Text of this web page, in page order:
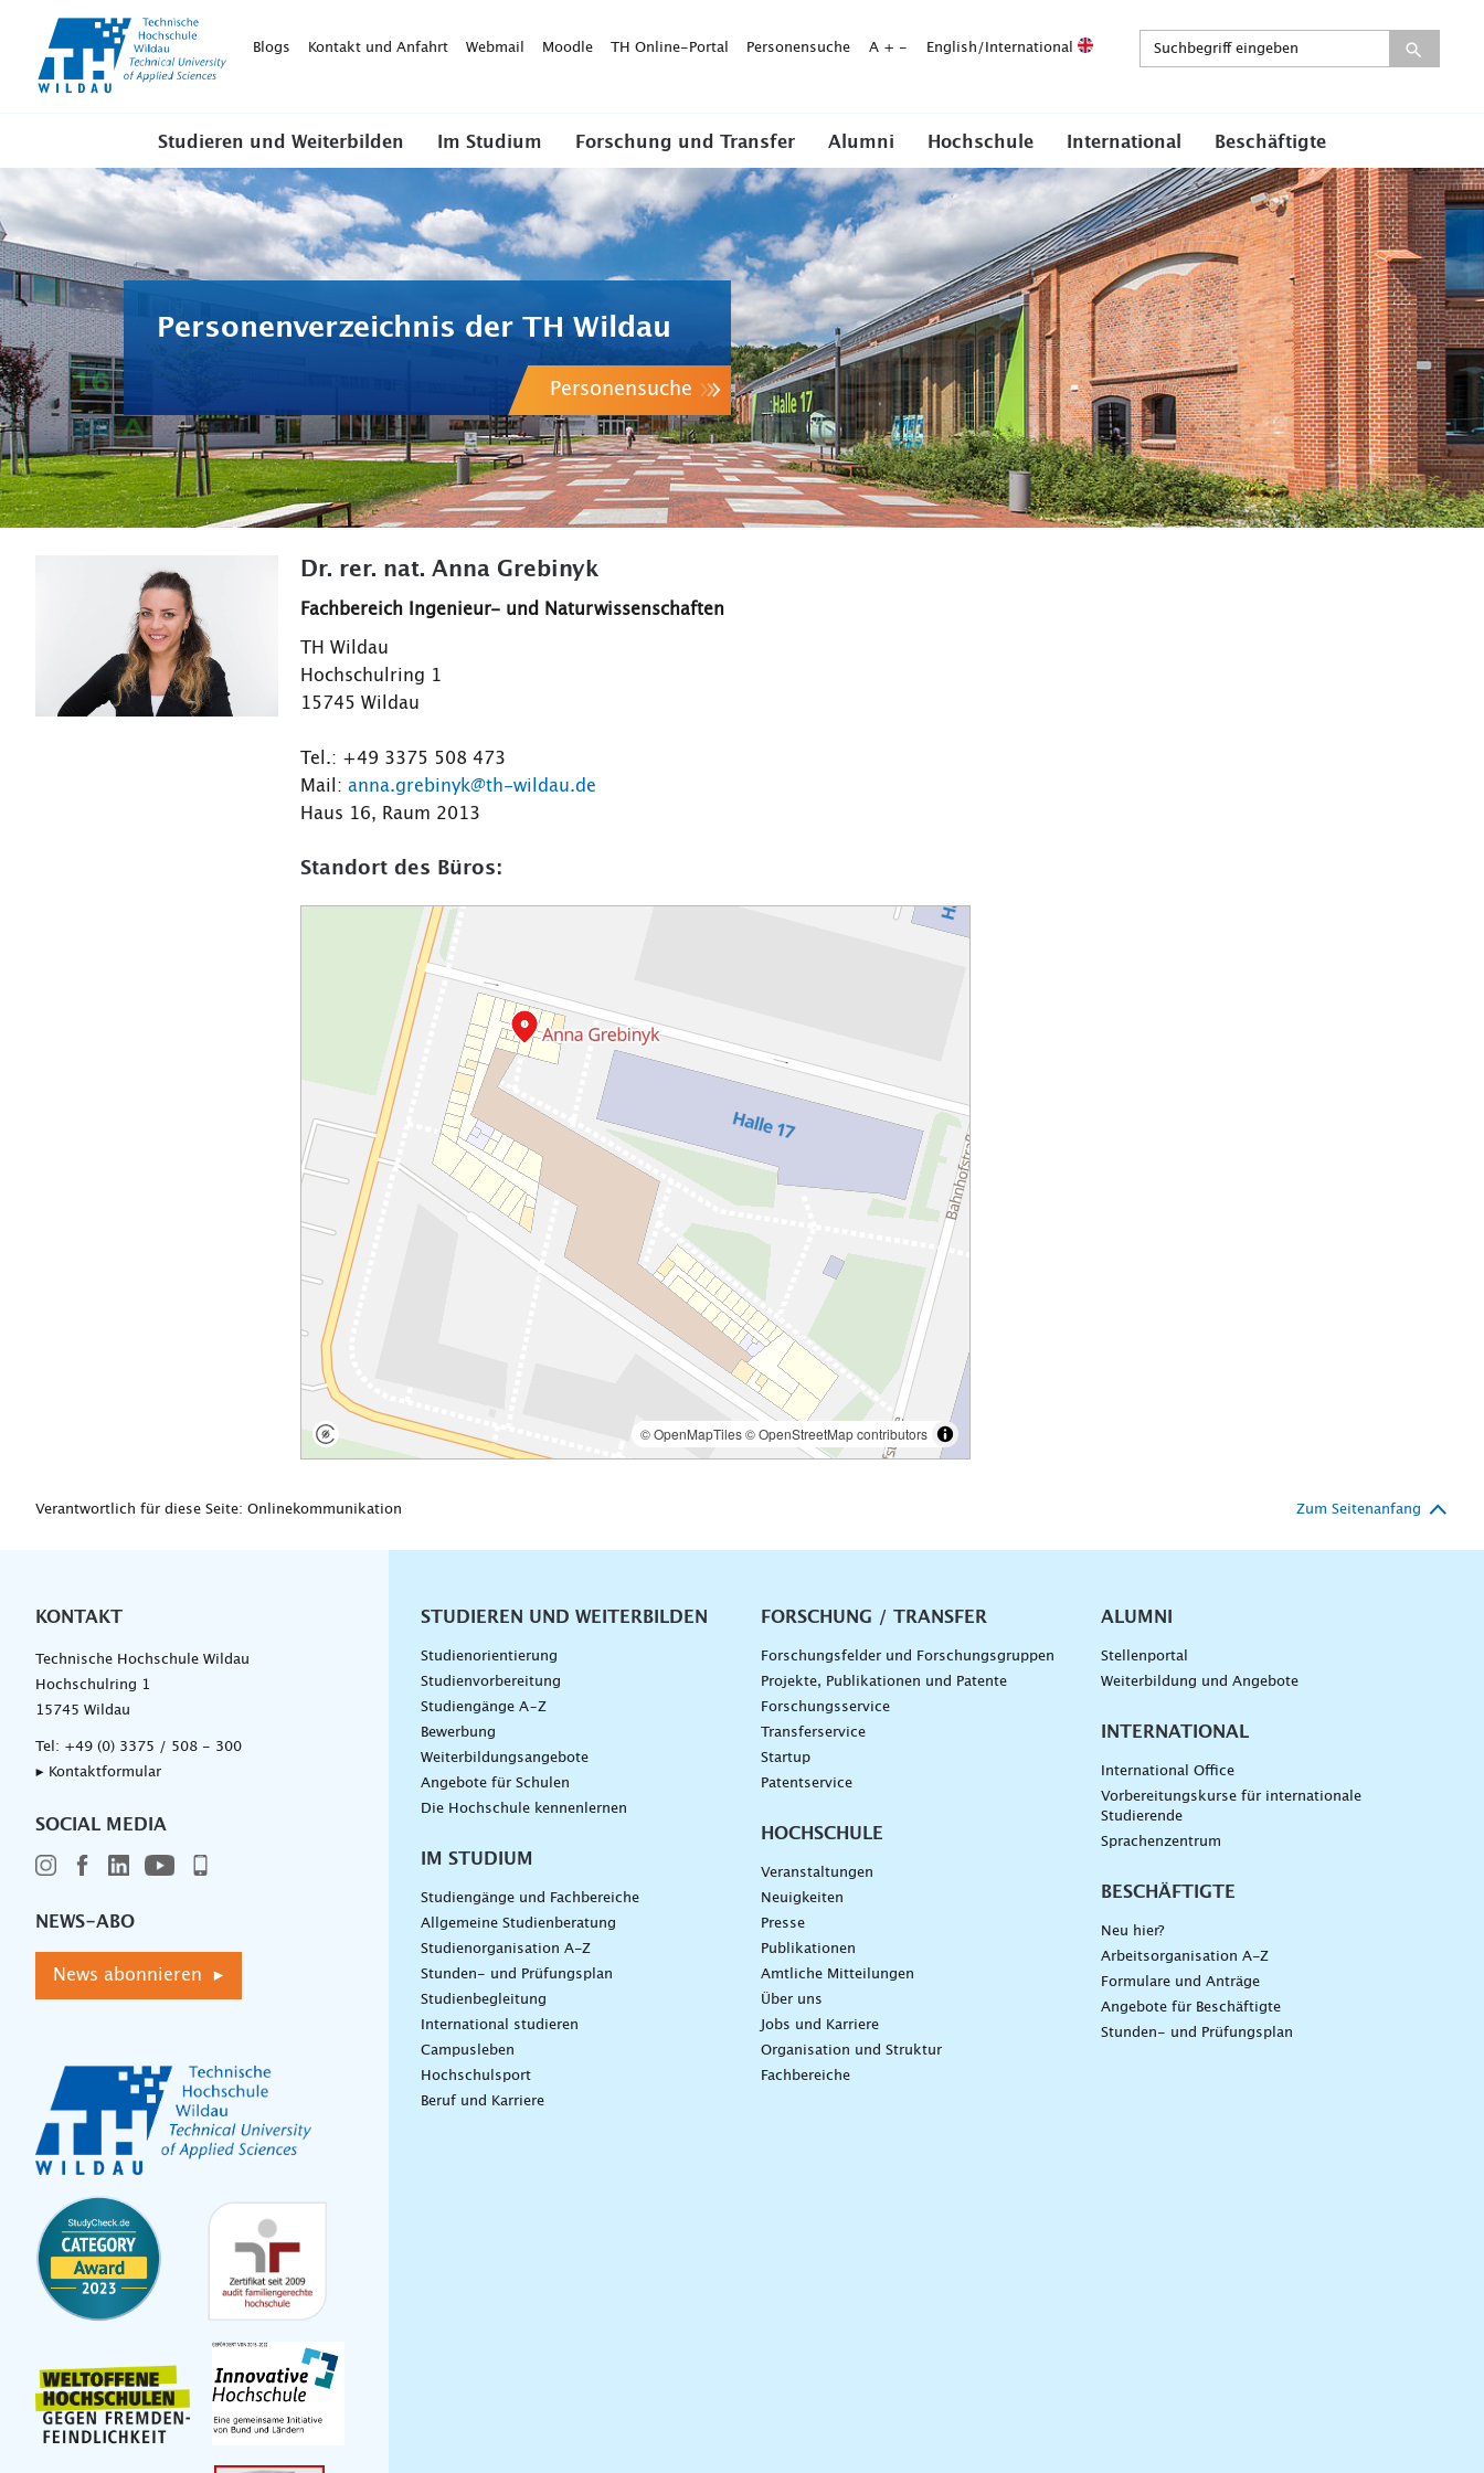
WildauBlogs Kontakt und Anfahrt Webmail Moodle TH Online-Portal Personensuche A + - English/International
Studieren und Weiterbilden Im Studium Forschung und Transfer Alumni Hochschule International Beschäftigte
Personenverzeichnis der TH Wildau
Personensuche
Dr. rer. nat. Anna Grebinyk
Fachbereich Ingenieur- und Naturwissenschaften
TH Wildau
Hochschulring 1
15745 Wildau
Tel.: +49 3375 508 473
Mail: anna.grebinyk@th-wildau.de
Haus 16, Raum 2013
Standort des Büros:
Verantwortlich für diese Seite: Onlinekommunikation Zum Seitenanfang
KONTAKT
Technische Hochschule Wildau
Hochschulring 1
15745 Wildau
Tel: +49 (0) 3375 / 508 - 300
▸ Kontaktformular
SOCIAL MEDIA
NEWS-ABO
News abonnieren ▸
Unternavigation
STUDIEREN UND WEITERBILDEN
Studienorientierung
Studienvorbereitung
Studiengänge A–Z
Bewerbung
Weiterbildungsangebote
Angebote für Schulen
Die Hochschule kennenlernen
IM STUDIUM
Studiengänge und Fachbereiche
Allgemeine Studienberatung
Studienorganisation A-Z
Stunden- und Prüfungsplan
Studienbegleitung
International studieren
Campusleben
Hochschulsport
Beruf und Karriere
FORSCHUNG / TRANSFER
Forschungsfelder und Forschungsgruppen
Projekte, Publikationen und Patente
Forschungsservice
Transferservice
Startup
Patentservice
HOCHSCHULE
Veranstaltungen
Neuigkeiten
Presse
Publikationen
Amtliche Mitteilungen
Über uns
Jobs und Karriere
Organisation und Struktur
Fachbereiche
ALUMNI
Stellenportal
Weiterbildung und Angebote
INTERNATIONAL
International Office
Vorbereitungskurse für internationale
Studierende
Sprachenzentrum
BESCHÄFTIGTE
Neu hier?
Arbeitsorganisation A-Z
Formulare und Anträge
Angebote für Beschäftigte
Stunden- und Prüfungsplan